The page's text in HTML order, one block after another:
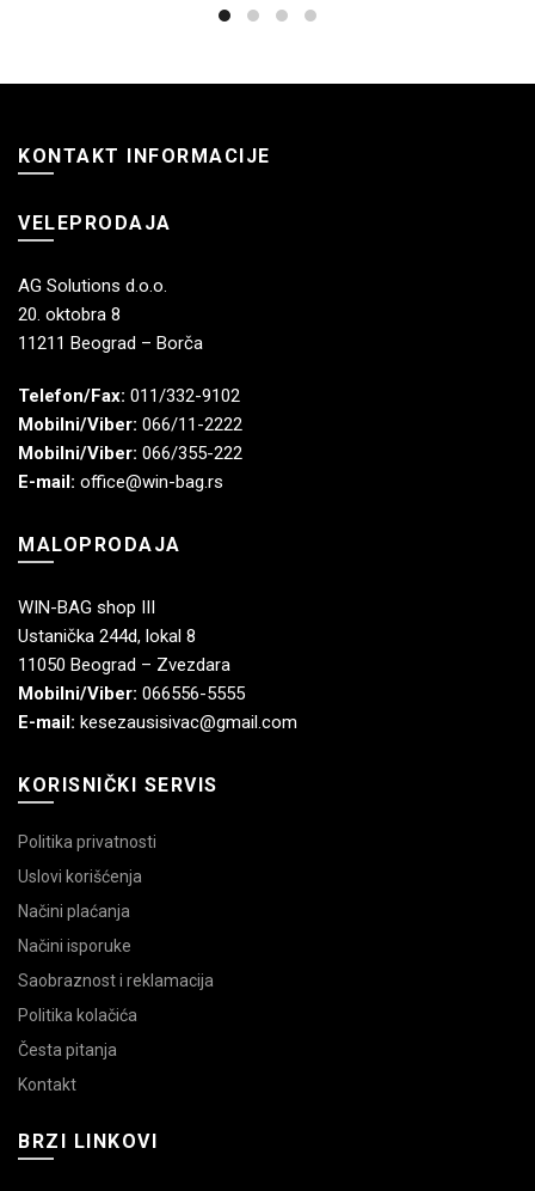
KONTAKT INFORMACIJE
VELEPRODAJA
AG Solutions d.o.o.
20. oktobra 8
11211 Beograd – Borča
Telefon/Fax: 011/332-9102
Mobilni/Viber: 066/11-2222
Mobilni/Viber: 066/355-222
E-mail: office@win-bag.rs
MALOPRODAJA
WIN-BAG shop III
Ustanička 244d, lokal 8
11050 Beograd – Zvezdara
Mobilni/Viber: 066556-5555
E-mail: kesezausisivac@gmail.com
KORISNIČKI SERVIS
Politika privatnosti
Uslovi korišćenja
Načini plaćanja
Načini isporuke
Saobraznost i reklamacija
Politika kolačića
Česta pitanja
Kontakt
BRZI LINKOVI